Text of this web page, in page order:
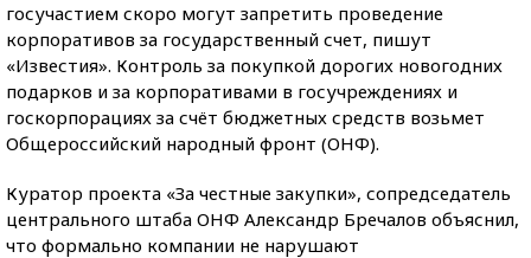
госучастием скоро могут запретить проведение
корпоративов за государственный счет, пишут
«Известия». Контроль за покупкой дорогих новогодних
подарков и за корпоративами в госучреждениях и
госкорпорациях за счёт бюджетных средств возьмет
Общероссийский народный фронт (ОНФ).
Куратор проекта «За честные закупки», сопредседатель
центрального штаба ОНФ Александр Бречалов объяснил,
что формально компании не нарушают